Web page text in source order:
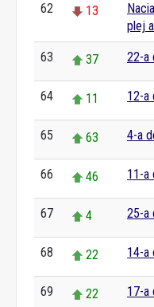
62 13
plej
63 37 22-a
64 11 12-a
65 63 4-a
66 46 11-a
67 4 25-a
68 22 14-a
69 22 17-a